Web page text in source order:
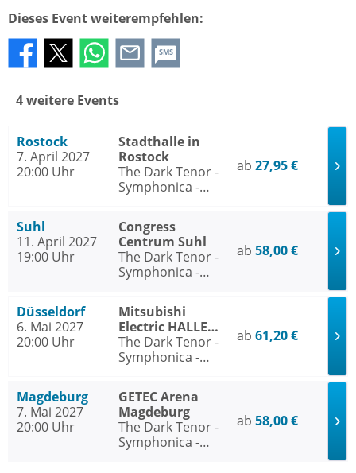
Dieses Event weiterempfehlen:
SMS
4 weitere Events
Rostock
7. April 2027
20:00 Uhr
Stadthalle in
Rostock
The Dark Tenor -
Symphonica -
ab 27,95 €
Suhl
11. April 2027
19:00 Uhr
Congress
Centrum Suhl
The Dark Tenor -
Symphonica -
Klassik 2027
ab 58,00 €
Düsseldorf
6. Mai 2027
20:00 Uhr
Mitsubishi
Electric HALLE
Düsseldorf
The Dark Tenor -
Symphonica -
ab 61,20 €
Magdeburg
7. Mai 2027
20:00 Uhr
GETEC Arena
Magdeburg
The Dark Tenor -
Symphonica -
ab 58,00 €